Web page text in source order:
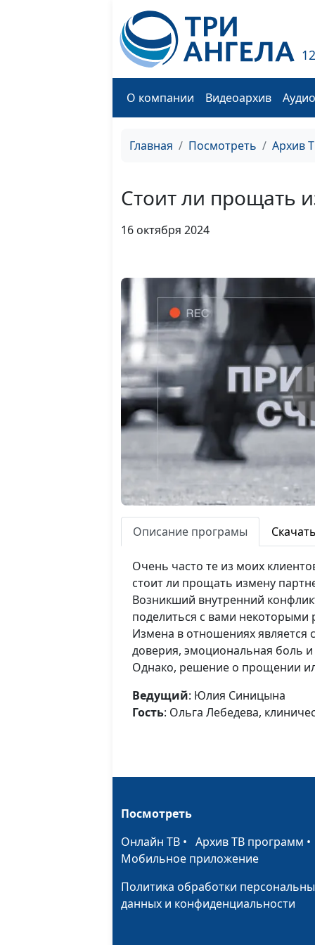
О компании Видеоархив
Главная Посмотреть Архив
Стоит ли прощать
16 октября 2024
Описание програмы
Очень часто те из моих
стоит ли прощать измену
Возникший внутренний
поделиться с вами
Измена в отношениях
доверия, эмоциональная боль
Однако, решение о прощении
Ведущий: Юлия Синицына
Гость: Ольга Лебедева,
Посмотреть
Онлайн ТВ • Архив ТВ программ
Мобильное приложение
Политика обработки
данных и конфиденциальности